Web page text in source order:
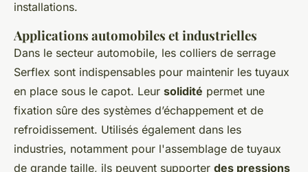
installations.
Applications automobiles et industrielles
Dans le secteur automobile, les colliers de serrage
Serflex sont indispensables pour maintenir les tuyaux
en place sous le capot. Leur solidité permet une
fixation sûre des systèmes d’échappement et de
refroidissement. Utilisés également dans les
industries, notamment pour l'assemblage de tuyaux
de grande taille, ils peuvent supporter des pressions